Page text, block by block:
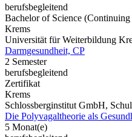
berufsbegleitend
Bachelor of Science
Krems
Universität für Weiterbildung
Darmgesundheit, CP
2 Semester
berufsbegleitend
Zertifikat
Krems
Schlossberginstitut GmbH,
Die Polyvagaltheorie als
5 Monat(e)